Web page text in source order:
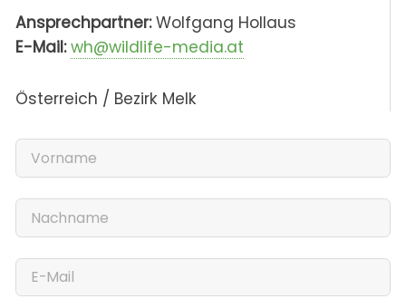
Ansprechpartner:Wolfgang Hollaus
E-Mail: wh@wildlife-media.at
Österreich / Bezirk Melk